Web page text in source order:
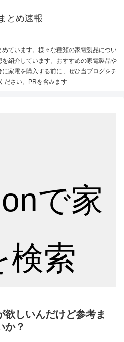
とめ速報
ています。様々な種類の家電製品につい
紹介しています。おすすめの家電製品や
家電を購入する前に、ぜひ当ブログをチ
ださい。PRを含みます
で家
検索
欲しいんだけど参考ま
か？